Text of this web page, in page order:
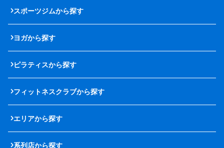
スポーツジムから探す
ヨガから探す
ピラティスから探す
フィットネスクラブから探す
エリアから探す
系列店から探す